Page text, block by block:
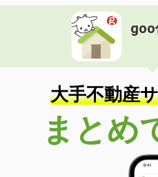
goo
大手不動産
まとめ